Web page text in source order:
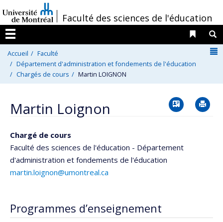
au
contenu
/Faculté des sciences de l'éducation
Menu
Liens
Accueil
Faculté
Département d'administration et fondements de l'éducation
Chargés de cours
Martin LOIGNON
Martin Loignon Vcard
Chargé de cours
Faculté des sciences de l'éducation - Département
d'administration et fondements de l'éducation
martin.loignon@umontreal.ca
Programmes d’enseignement